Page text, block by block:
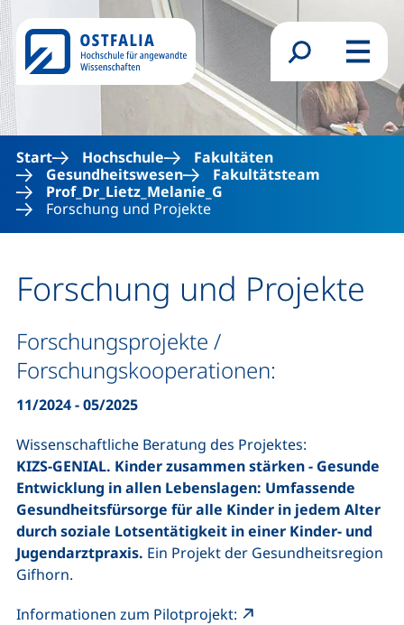
Direkt zum Inhalt
Suchformular
Menü
Start Hochschule
Fakultäten
Gesundheitswesen
Fakultätsteam
Prof_Dr_Lietz_Melanie_G
Forschung und Projekte
Forschung und Projekte
Forschungsprojekte und
Forschungsprojekte /
Forschungskooperationen:
11/2024 - 05/2025
Wissenschaftliche Beratung des Projektes:
KIZS-GENIAL. Kinder zusammen stärken - Gesunde
Entwicklung in allen Lebenslagen: Umfassende
Gesundheitsfürsorge für alle Kinder in jedem Alter
durch soziale Lotsentätigkeit in einer Kinder- und
Jugendarztpraxis. Ein Projekt der Gesundheitsregion
Gifhorn.
Informationen zum Pilotprojekt: